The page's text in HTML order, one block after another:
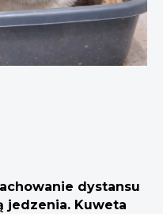
dystansu
jedzenia. Kuweta